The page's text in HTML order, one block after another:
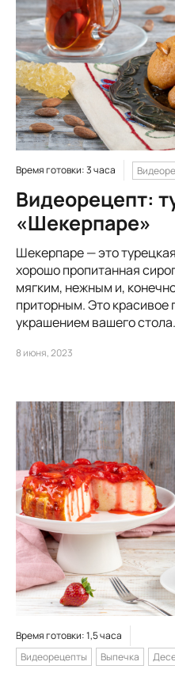
Время готовки: 3 часа
Видеорецепт:
«Шекерпаре»
Шекерпаре — это
хорошо пропитанная
мягким, нежным и,
приторным. Это красивое
украшением вашего
8 июня, 2023
Время готовки: 1,5 часа
Видеорецепты
Выпечка